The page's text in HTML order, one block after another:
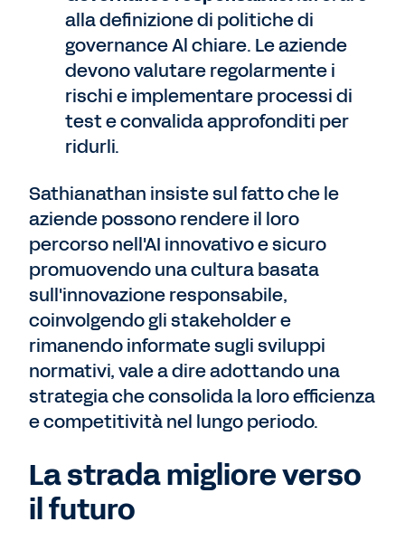
alla definizione di politiche di
governance Al chiare. Le aziende
devono valutare regolarmente i
rischi e implementare processi di
test e convalida approfonditi per
ridurli.
Sathianathan insiste sul fatto che le
aziende possono rendere il loro
percorso nell'AI innovativo e sicuro
promuovendo una cultura basata
sull'innovazione responsabile,
coinvolgendo gli stakeholder e
rimanendo informate sugli sviluppi
normativi, vale a dire adottando una
strategia che consolida la loro efficienza
e competitività nel lungo periodo.
La strada migliore verso
il futuro